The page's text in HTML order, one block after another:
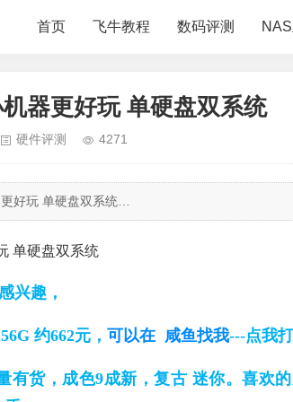
首页 飞牛教程 数码评测
器更好玩 单硬盘双系统
硬件评测 4271
好玩 单硬盘双系统…
单硬盘双系统
兴趣，
约662元， 可以在 咸鱼找我---点我
有货，成色9成新，复古 迷你。喜欢